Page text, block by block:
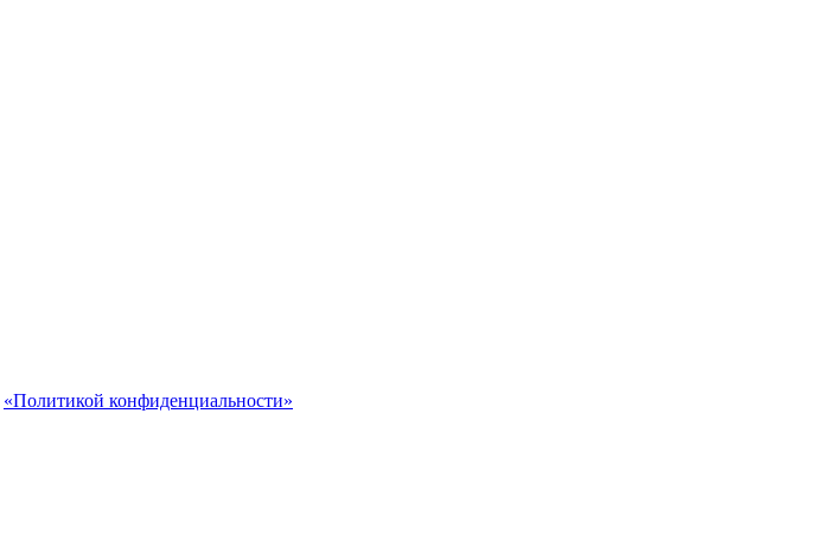
«Политикой конфиденциальности»